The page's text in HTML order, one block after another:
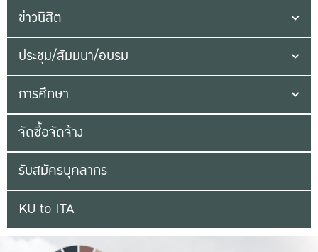
ข่าวนิสิต
ประชุม/สัมมนา/อบรม
การศึกษา
จัดซื้อจัดจ้าง
รับสมัครบุคลากร
KU to ITA